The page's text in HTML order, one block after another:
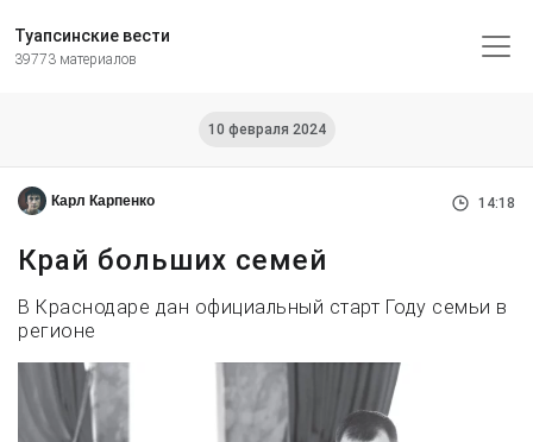
Туапсинские вести
39773 материалов
10 февраля 2024
Карл Карпенко 14:18
Край больших семей
В Краснодаре дан официальный старт Году семьи в
регионе